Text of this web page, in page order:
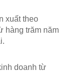
xuất theo
hàng trăm năm
doanh từ